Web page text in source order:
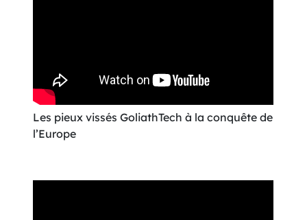
Les pieux vissés GoliathTech à la conquête de
l’Europe